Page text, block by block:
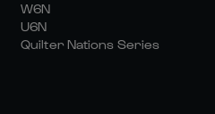
W6N
U6N
Quilter Nations Series